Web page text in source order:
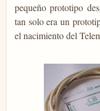
pequeño prototipo
tan solo era un
el nacimiento del